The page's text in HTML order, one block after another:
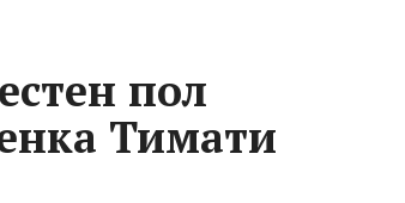
пол
Тимати